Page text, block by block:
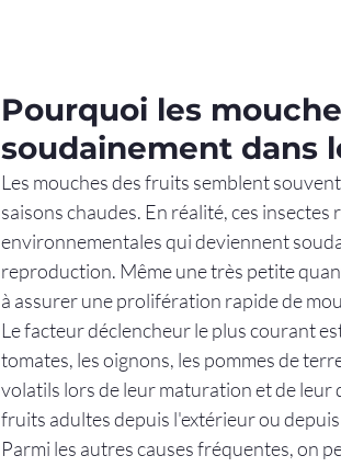
Pourquoi les
soudainement dans
Les mouches des fruits semblent
saisons chaudes. En réalité, ces
environnementales qui deviennent
reproduction. Même une très petite
à assurer une prolifération rapide de
Le facteur déclencheur le plus courant
tomates, les oignons, les pommes de
volatils lors de leur maturation et de
fruits adultes depuis l'extérieur ou
Parmi les autres causes fréquentes, on